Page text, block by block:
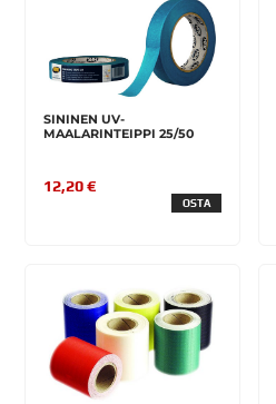
SININEN UV-
MAALARINTEIPPI 25/50
12,20 €
OSTA